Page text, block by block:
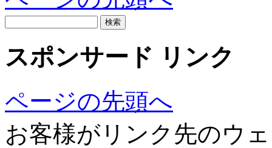
スポンサード リンク
ページの先頭へ
お客様がリンク先のウ